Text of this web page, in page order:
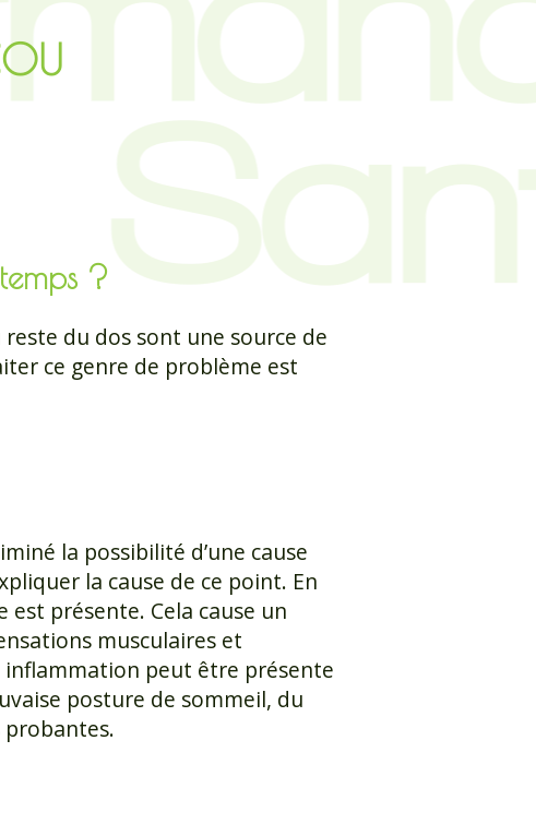
?
reste du dos sont une source de
ce genre de problème est
la possibilité d’une cause
la cause de ce point. En
présente. Cela cause un
musculaires et
inflammation peut être présente
posture de sommeil, du